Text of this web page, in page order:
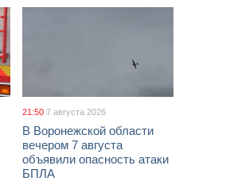
21:50 7 августа 2026
В Воронежской области
вечером 7 августа
объявили опасность атаки
БПЛА